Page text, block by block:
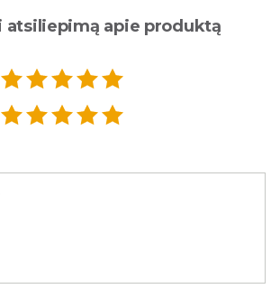
atsiliepimą apie produktą